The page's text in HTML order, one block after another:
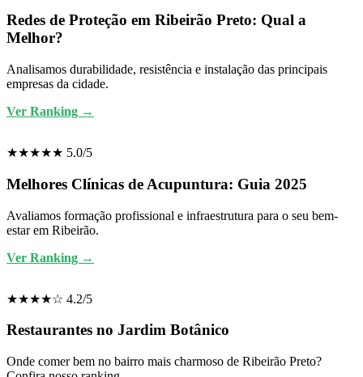
Redes de Proteção em Ribeirão Preto: Qual a
Melhor?
Analisamos durabilidade, resistência e instalação das principais
empresas da cidade.
Ver Ranking →
★★★★★ 5.0/5
Melhores Clínicas de Acupuntura: Guia 2025
Avaliamos formação profissional e infraestrutura para o seu bem-
estar em Ribeirão.
Ver Ranking →
★★★★☆ 4.2/5
Restaurantes no Jardim Botânico
Onde comer bem no bairro mais charmoso de Ribeirão Preto?